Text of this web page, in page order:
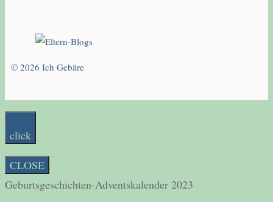
© 2026 Ich Gebäre
click
CLOSE
Geburtsgeschichten-Adventskalender 2023